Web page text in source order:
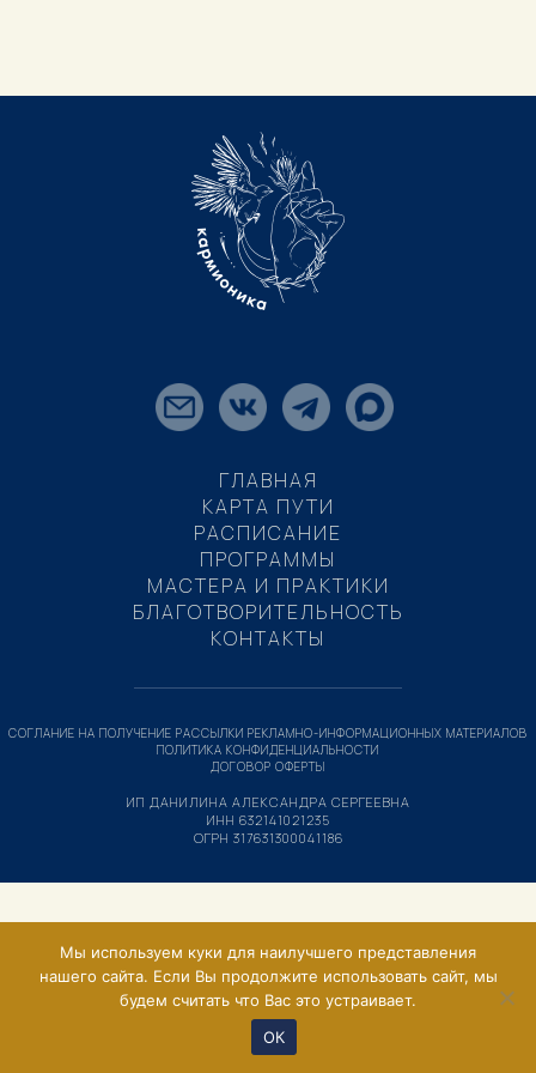
ГЛАВНАЯ
КАРТА ПУТИ
РАСПИСАНИЕ
ПРОГРАММЫ
МАСТЕРА И ПРАКТИКИ
БЛАГОТВОРИТЕЛЬНОСТЬ
КОНТАКТЫ
ИП ДАНИЛИНА АЛЕКСАНДРА СЕРГЕЕВНА
ИНН 632141021235
ОГРН 317631300041186
СОГЛАНИЕ НА ПОЛУЧЕНИЕ РАССЫЛКИ РЕКЛАМНО-ИНФОРМАЦИОННЫХ МАТЕРИАЛОВ
ПОЛИТИКА КОНФИДЕНЦИАЛЬНОСТИ
ДОГОВОР ОФЕРТЫ
Мы используем куки для наилучшего представления
нашего сайта. Если Вы продолжите использовать сайт, мы
будем считать что Вас это устраивает.
ОК